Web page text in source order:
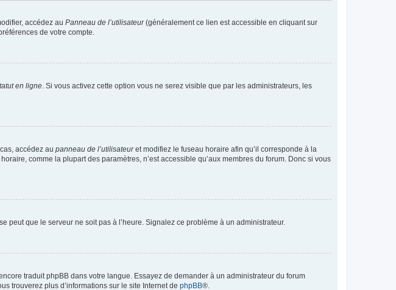
accédez au Panneau de l’utilisateur(généralement ce lien est accessible en cliquant sur
de votre compte.
en ligne . Si vous activez cette option vous ne serez visible que par les administrateurs, les
accédez au panneau de l’utilisateuret modifiez le fuseau horaire afin qu’il corresponde à la
comme la plupart des paramètres, n’est accessible qu’aux membres du forum. Donc si vous
peut que le serveur ne soit pas à l’heure. Signalez ce problème à un administrateur.
traduit phpBB dans votre langue. Essayez de demander à un administrateur du forum
trouverez plus d’informations sur le site Internet de phpBB®.